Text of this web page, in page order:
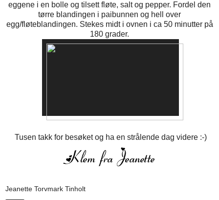
eggene i en bolle og tilsett fløte, salt og pepper. Fordel den
tørre blandingen i paibunnen og hell over
egg/fløteblandingen. Stekes midt i ovnen i ca 50 minutter på
180 grader.
Tusen takk for besøket og ha en strålende dag videre :-)
Jeanette Torvmark Tinholt